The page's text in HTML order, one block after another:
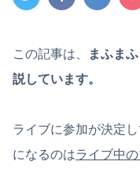
この記事は、
まふま
説しています。
ライブに参加が決定
になるのはライブ中